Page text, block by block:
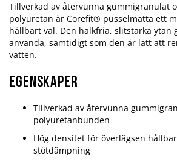
Tillverkad av återvunna gummigranulat
polyuretan är Corefit® pusselmatta ett
hållbart val. Den halkfria, slitstarka ytan
använda, samtidigt som den är lätt att
vatten.
Egenskaper
Tillverkad av återvunna
polyuretanbunden
Hög densitet för överlägsen
stötdämpning